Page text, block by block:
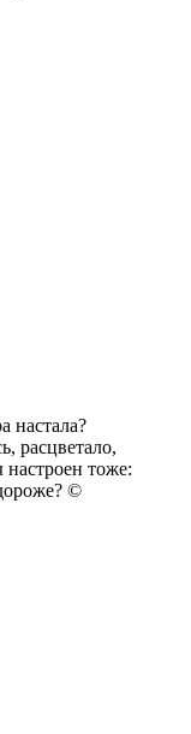
настала?
расцветало,
тоже:
©